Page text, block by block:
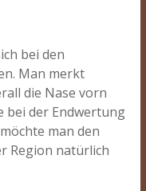
bei den
Man merkt
die Nase vorn
bei der Endwertung
man den
Region natürlich